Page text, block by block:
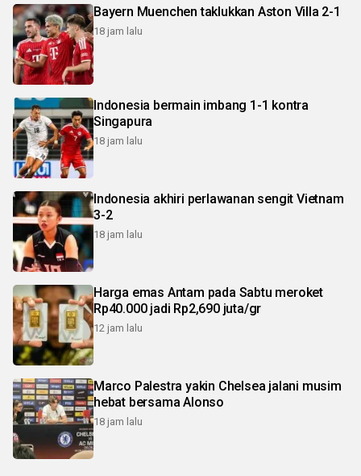
Bayern Muenchen taklukkan Aston Villa 2-1
18 jam lalu
Indonesia bermain imbang 1-1 kontra
Singapura
18 jam lalu
Indonesia akhiri perlawanan sengit Vietnam
3-2
18 jam lalu
Harga emas Antam pada Sabtu meroket
Rp40.000 jadi Rp2,690 juta/gr
12 jam lalu
Marco Palestra yakin Chelsea jalani musim
hebat bersama Alonso
18 jam lalu